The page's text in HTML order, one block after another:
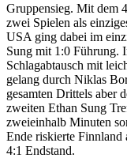
Gruppensieg. Mit dem
zwei Spielen als
USA ging dabei im
Sung mit 1:0 Führung.
Schlagabtausch mit
gelang durch Niklas
gesamten Drittels aber
zweiten Ethan Sung
zweieinhalb Minuten
Ende riskierte Finnland
4:1 Endstand.